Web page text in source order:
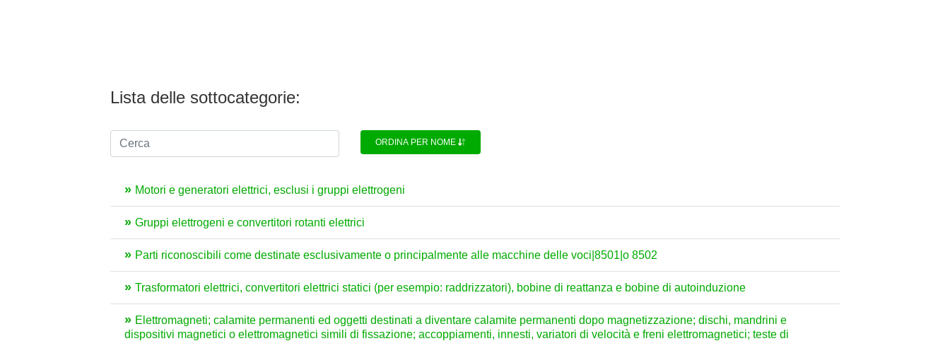
Lista delle sottocategorie:
ORDINA PER NOME
Motori e generatori elettrici, esclusi i gruppi elettrogeni
Gruppi elettrogeni e convertitori rotanti elettrici
Parti riconoscibili come destinate esclusivamente o principalmente alle macchine delle voci|8501|o 8502
Trasformatori elettrici, convertitori elettrici statici (per esempio: raddrizzatori), bobine di reattanza e bobine di autoinduzione
Elettromagneti; calamite permanenti ed oggetti destinati a diventare calamite permanenti dopo magnetizzazione; dischi, mandrini e
dispositivi magnetici o elettromagnetici simili di fissazione; accoppiamenti, innesti, variatori di velocità e freni elettromagnetici; teste di